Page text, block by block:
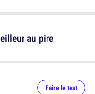
au pire
Faire le test